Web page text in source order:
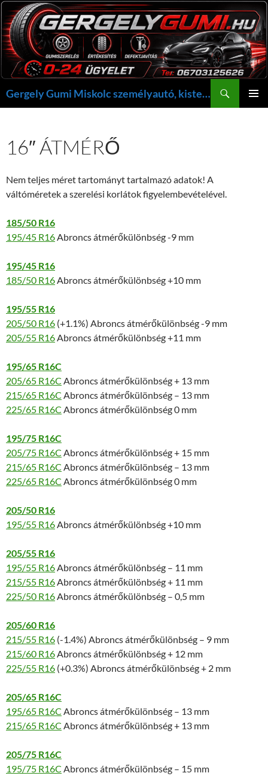
Kilépés
a
tartalomba
Gergely Gumi Miskolc személyautó, kisteherautó gumi szerelés javítás +36703125626 NON-STOP ügyelet, gergelygumi@gergelygumi.hu
16″ ÁTMÉRŐ
Nem teljes méret tartományt tartalmazó adatok! A
váltóméretek a szerelési korlátok figyelembevételével.
185/50 R16
195/45 R16Abroncs átmérőkülönbség -9 mm
195/45 R16
185/50 R16Abroncs átmérőkülönbség +10 mm
195/55 R16
205/50 R16 (+1.1%) Abroncs átmérőkülönbség -9 mm
205/55 R16Abroncs átmérőkülönbség +11 mm
195/65 R16C
205/65 R16C Abroncs átmérőkülönbség + 13 mm
215/65 R16C Abroncs átmérőkülönbség – 13 mm
225/65 R16C Abroncs átmérőkülönbség 0 mm
195/75 R16C
205/75 R16C Abroncs átmérőkülönbség + 15 mm
215/65 R16C Abroncs átmérőkülönbség – 13 mm
225/65 R16C Abroncs átmérőkülönbség 0 mm
205/50 R16
195/55 R16Abroncs átmérőkülönbség +10 mm
205/55 R16
195/55 R16Abroncs átmérőkülönbség – 11 mm
215/55 R16Abroncs átmérőkülönbség + 11 mm
225/50 R16Abroncs átmérőkülönbség – 0,5 mm
205/60 R16
215/55 R16 (-1.4%) Abroncs átmérőkülönbség – 9 mm
215/60 R16Abroncs átmérőkülönbség + 12 mm
225/55 R16 (+0.3%) Abroncs átmérőkülönbség + 2 mm
205/65 R16C
195/65 R16C Abroncs átmérőkülönbség – 13 mm
215/65 R16C Abroncs átmérőkülönbség + 13 mm
205/75 R16C
195/75 R16C Abroncs átmérőkülönbség – 15 mm